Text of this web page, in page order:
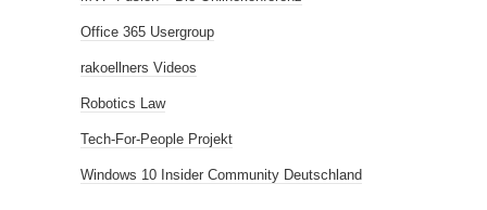
Office 365 Usergroup
rakoellners Videos
Robotics Law
Tech-For-People Projekt
Windows 10 Insider Community Deutschland